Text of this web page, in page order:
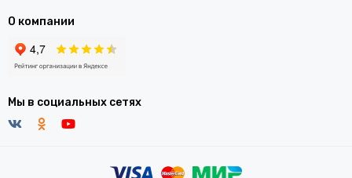
О компании
Мы в социальных сетях